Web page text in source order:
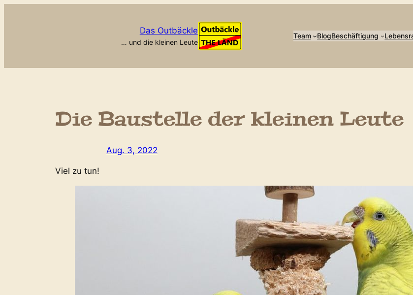
Das Outbäckle
… und die kleinen Leute
Team BlogBeschäftigung
Die Baustelle der kleinen Leute
Aug. 3, 2022
Viel zu tun!